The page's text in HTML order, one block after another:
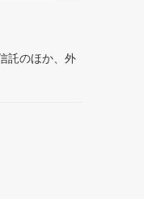
託のほか、外